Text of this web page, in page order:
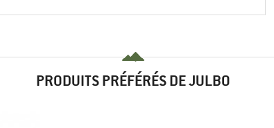
PRODUITS PRÉFÉRÉS DE JULBO